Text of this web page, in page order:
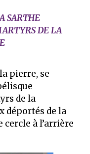
SARTHE
DE LA
pierre, se
de la
déportés de la
cercle à l’arrière